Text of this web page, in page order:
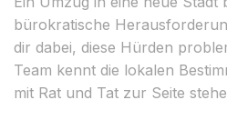
bürokratische
dir dabei, diese Hürden
Team kennt die lokalen
mit Rat und Tat zur Seite